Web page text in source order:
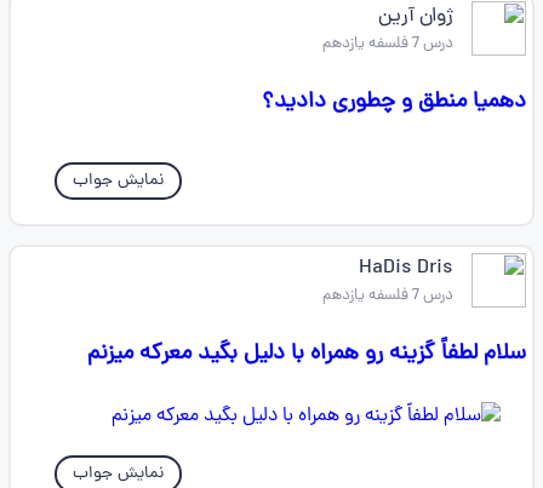
ژوان آرین
درس 7 فلسفه یازدهم
دهمیا منطق و چطوری دادید؟
نمایش جواب
HaDis Dris
درس 7 فلسفه یازدهم
سلام لطفاً گزینه رو همراه با دلیل بگید معرکه میزنم
نمایش جواب